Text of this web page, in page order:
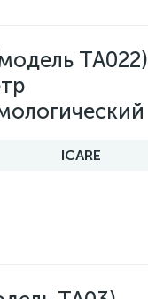
TA022)
ICARE